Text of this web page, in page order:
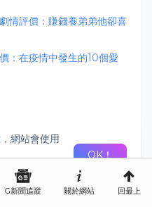
情評價：賺錢養弟弟他卻喜
：在疫情中發生的10個愛
網站會使用
訊
OK！
G新聞追蹤 關於網站 回最上